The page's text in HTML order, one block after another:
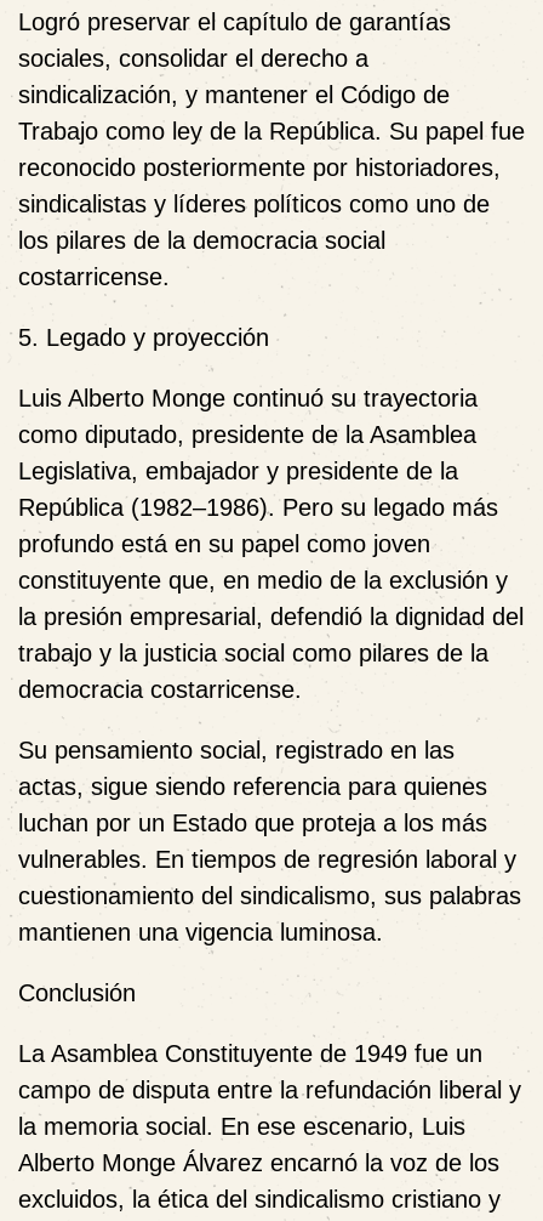
Logró preservar el capítulo de garantías
sociales, consolidar el derecho a
sindicalización, y mantener el Código de
Trabajo como ley de la República. Su papel fue
reconocido posteriormente por historiadores,
sindicalistas y líderes políticos como uno de
los pilares de la democracia social
costarricense.
5. Legado y proyección
Luis Alberto Monge continuó su trayectoria
como diputado, presidente de la Asamblea
Legislativa, embajador y presidente de la
República (1982–1986). Pero su legado más
profundo está en su papel como joven
constituyente que, en medio de la exclusión y
la presión empresarial, defendió la dignidad del
trabajo y la justicia social como pilares de la
democracia costarricense.
Su pensamiento social, registrado en las
actas, sigue siendo referencia para quienes
luchan por un Estado que proteja a los más
vulnerables. En tiempos de regresión laboral y
cuestionamiento del sindicalismo, sus palabras
mantienen una vigencia luminosa.
Conclusión
La Asamblea Constituyente de 1949 fue un
campo de disputa entre la refundación liberal y
la memoria social. En ese escenario, Luis
Alberto Monge Álvarez encarnó la voz de los
excluidos, la ética del sindicalismo cristiano y